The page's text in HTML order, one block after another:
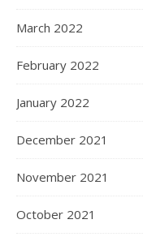
March 2022
February 2022
January 2022
December 2021
November 2021
October 2021